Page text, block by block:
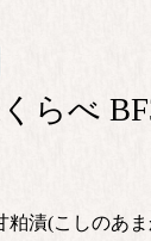
らべ
粕漬(こしのあ